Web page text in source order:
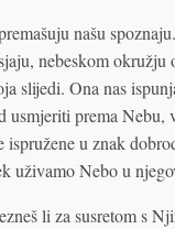
našu
nebeskom
slijedi. Ona nas
usmjeriti prema Nebu,
ispružene u znak
uživamo Nebo u
li za susretom s